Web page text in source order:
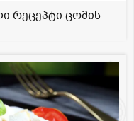
რეცეპტი ცომის